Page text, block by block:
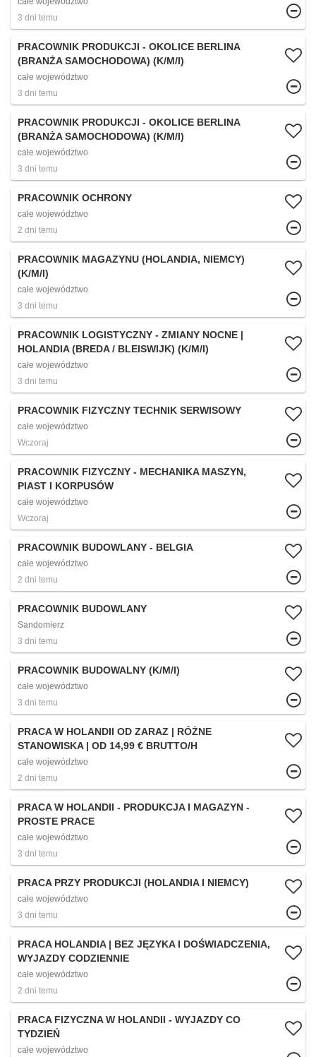
3 dni temu
PRACOWNIK PRODUKCJI - OKOLICE BERLINA
(BRANŻA SAMOCHODOWA) (K/M/I)
całe województwo
3 dni temu
PRACOWNIK PRODUKCJI - OKOLICE BERLINA
(BRANŻA SAMOCHODOWA) (K/M/I)
całe województwo
3 dni temu
PRACOWNIK OCHRONY
całe województwo
2 dni temu
PRACOWNIK MAGAZYNU (HOLANDIA, NIEMCY)
(K/M/I)
całe województwo
3 dni temu
PRACOWNIK LOGISTYCZNY - ZMIANY NOCNE |
HOLANDIA (BREDA / BLEISWIJK) (K/M/I)
całe województwo
3 dni temu
PRACOWNIK FIZYCZNY TECHNIK SERWISOWY
całe województwo
Wczoraj
PRACOWNIK FIZYCZNY - MECHANIKA MASZYN,
PIAST I KORPUSÓW
całe województwo
Wczoraj
PRACOWNIK BUDOWLANY - BELGIA
całe województwo
2 dni temu
PRACOWNIK BUDOWLANY
Sandomierz
3 dni temu
PRACOWNIK BUDOWALNY (K/M/I)
całe województwo
3 dni temu
PRACA W HOLANDII OD ZARAZ | RÓŻNE
STANOWISKA | OD 14,99 € BRUTTO/H
całe województwo
2 dni temu
PRACA W HOLANDII - PRODUKCJA I MAGAZYN -
PROSTE PRACE
całe województwo
3 dni temu
PRACA PRZY PRODUKCJI (HOLANDIA I NIEMCY)
całe województwo
3 dni temu
PRACA HOLANDIA | BEZ JĘZYKA I DOŚWIADCZENIA,
WYJAZDY CODZIENNIE
całe województwo
2 dni temu
PRACA FIZYCZNA W HOLANDII - WYJAZDY CO
TYDZIEŃ
całe województwo